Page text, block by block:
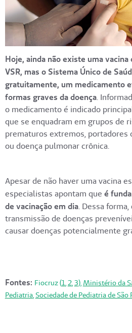
Hoje, ainda não existe uma vacina
VSR, mas o Sistema Único de
gratuitamente, um medicamento
formas graves da doença.
o medicamento é indicado
que se enquadram em grupos de
prematuros extremos, portadores
ou doença pulmonar crônica.
Apesar de não haver uma vacina
especialistas apontam que é
de vacinação em dia. Dessa
transmissão de doenças
causar doenças potencialmente
Fontes: Fiocruz (1,2,3), Ministério da
Pediatria, Sociedade de Pediatria de São